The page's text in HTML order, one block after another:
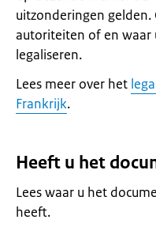
uitzonderingen gelden.
autoriteiten of en waar
legaliseren.
Lees meer over het
Frankrijk.
Heeft u het
Lees waar u het
heeft.